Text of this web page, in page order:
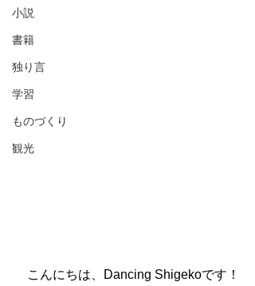
小説
書籍
独り言
学習
ものづくり
観光
こんにちは、Dancing Shigekoです！